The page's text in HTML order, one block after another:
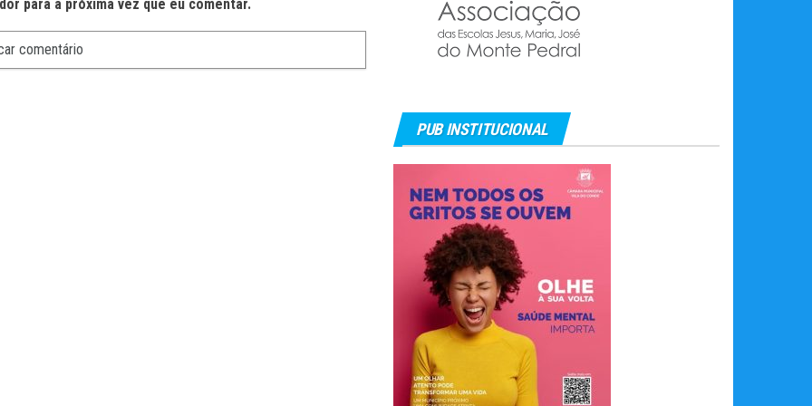
para a próxima vez que eu comentar.
PUB INSTITUCIONAL